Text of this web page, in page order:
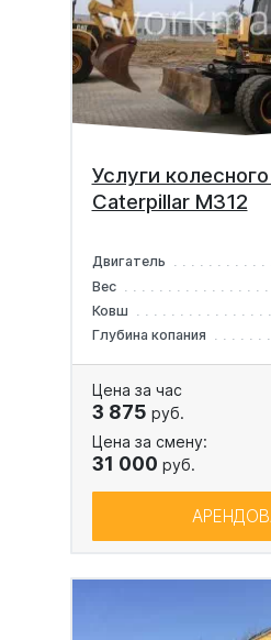
Услуги
Caterpillar M312
Двигатель
Вес
Ковш
Глубина копания
Цена за час
3 875 руб.
Цена за смену:
31 000 руб.